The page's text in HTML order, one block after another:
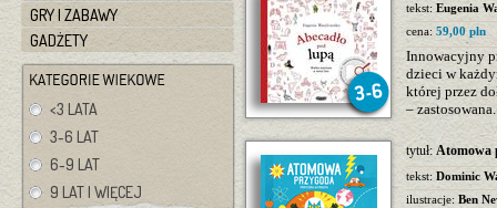
GRY I ZABAWY
GADŻETY
<3 LATA
3-6 LAT
6-9 LAT
9 LAT I WIĘCEJ
tekst: Eugenia
cena: 59,00 pln
Innowacyjny
dzieci w
której przez
–
tytuł: Atomowa
tekst: Dominic
ilustracje: Ben